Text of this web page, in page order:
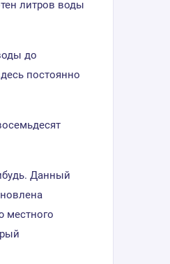
литров воды
до
постоянно
Данный
местного